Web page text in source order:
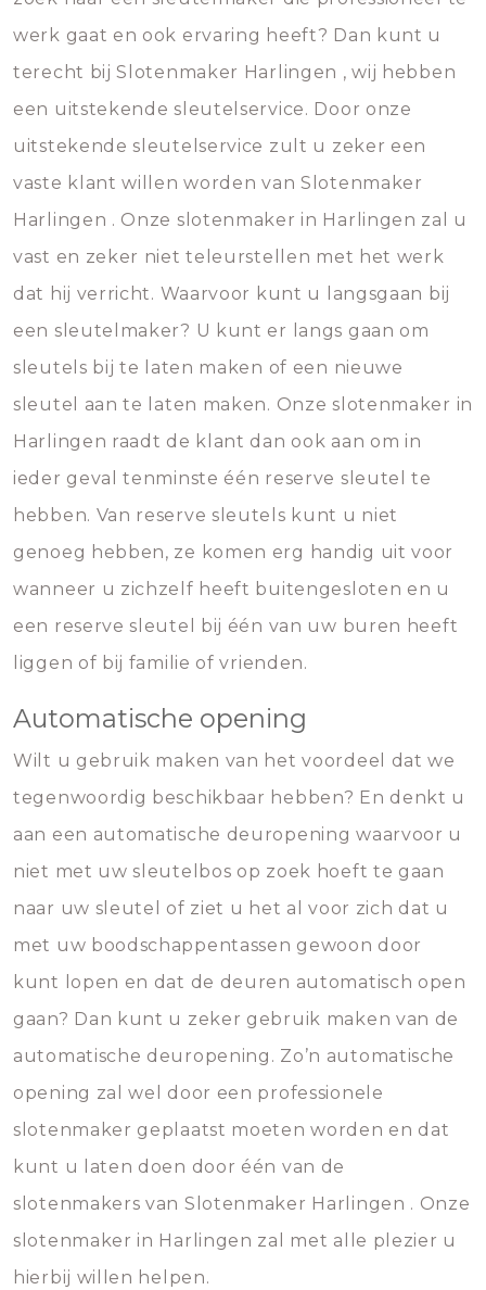
werk gaat en ook ervaring heeft? Dan kunt u
terecht bij Slotenmaker Harlingen , wij hebben
een uitstekende sleutelservice. Door onze
uitstekende sleutelservice zult u zeker een
vaste klant willen worden van Slotenmaker
Harlingen . Onze slotenmaker in Harlingen zal u
vast en zeker niet teleurstellen met het werk
dat hij verricht. Waarvoor kunt u langsgaan bij
een sleutelmaker? U kunt er langs gaan om
sleutels bij te laten maken of een nieuwe
sleutel aan te laten maken. Onze slotenmaker in
Harlingen raadt de klant dan ook aan om in
ieder geval tenminste één reserve sleutel te
hebben. Van reserve sleutels kunt u niet
genoeg hebben, ze komen erg handig uit voor
wanneer u zichzelf heeft buitengesloten en u
een reserve sleutel bij één van uw buren heeft
liggen of bij familie of vrienden.
Automatische opening
Wilt u gebruik maken van het voordeel dat we
tegenwoordig beschikbaar hebben? En denkt u
aan een automatische deuropening waarvoor u
niet met uw sleutelbos op zoek hoeft te gaan
naar uw sleutel of ziet u het al voor zich dat u
met uw boodschappentassen gewoon door
kunt lopen en dat de deuren automatisch open
gaan? Dan kunt u zeker gebruik maken van de
automatische deuropening. Zo’n automatische
opening zal wel door een professionele
slotenmaker geplaatst moeten worden en dat
kunt u laten doen door één van de
slotenmakers van Slotenmaker Harlingen . Onze
slotenmaker in Harlingen zal met alle plezier u
hierbij willen helpen.